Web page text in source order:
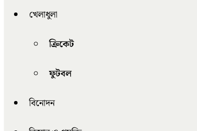
খেলাধুলা
ক্রিকেট
ফুটবল
বিনোদন